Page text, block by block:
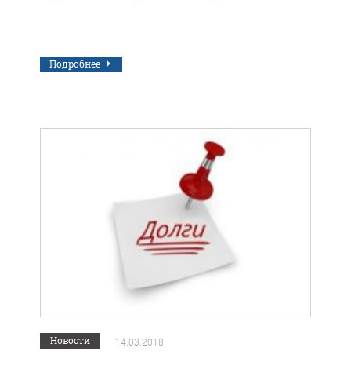
Подробнее
Новости 14.03.2018